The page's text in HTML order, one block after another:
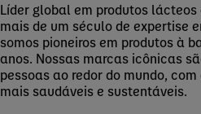
Líder global em produtos
mais de um século de expertise
somos pioneiros em produtos à
anos. Nossas marcas icônicas
pessoas ao redor do mundo,
mais saudáveis e sustentáveis.